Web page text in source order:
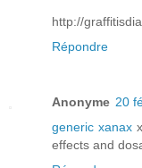
http://
Répondre
Anonyme 20
generic xanax
effects and